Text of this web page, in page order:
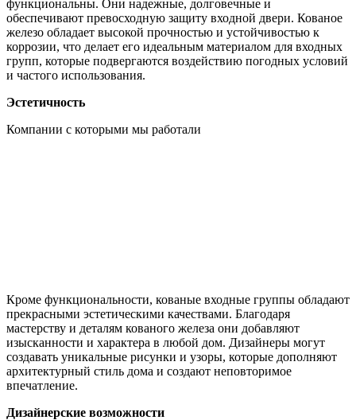
функциональны. Они надежные, долговечные и
обеспечивают превосходную защиту входной двери. Кованое
железо обладает высокой прочностью и устойчивостью к
коррозии, что делает его идеальным материалом для входных
групп, которые подвергаются воздействию погодных условий
и частого использования.
Эстетичность
Компании с которыми мы работали
Кроме функциональности, кованые входные группы обладают
прекрасными эстетическими качествами. Благодаря
мастерству и деталям кованого железа они добавляют
изысканности и характера в любой дом. Дизайнеры могут
создавать уникальные рисунки и узоры, которые дополняют
архитектурный стиль дома и создают неповторимое
впечатление.
Дизайнерские возможности